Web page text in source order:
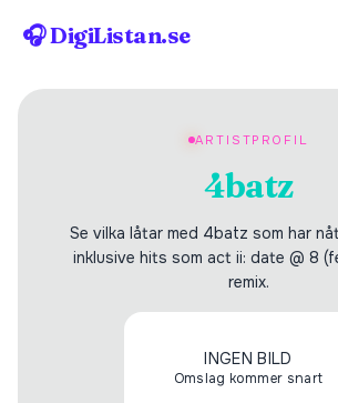
🎧 DigiListan.se
ARTISTPROFIL
4batz
Se vilka låtar med 4batz som har
inklusive hits som act ii: date @ 8
remix.
INGEN BILD
Omslag kommer snart